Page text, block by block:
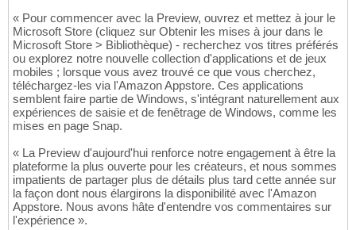
« Pour commencer avec la Preview, ouvrez et mettez à jour le
Microsoft Store (cliquez sur Obtenir les mises à jour dans le
Microsoft Store > Bibliothèque) - recherchez vos titres préférés
ou explorez notre nouvelle collection d'applications et de jeux
mobiles ; lorsque vous avez trouvé ce que vous cherchez,
téléchargez-les via l'Amazon Appstore. Ces applications
semblent faire partie de Windows, s'intégrant naturellement aux
expériences de saisie et de fenêtrage de Windows, comme les
mises en page Snap.
« La Preview d'aujourd'hui renforce notre engagement à être la
plateforme la plus ouverte pour les créateurs, et nous sommes
impatients de partager plus de détails plus tard cette année sur
la façon dont nous élargirons la disponibilité avec l'Amazon
Appstore. Nous avons hâte d'entendre vos commentaires sur
l'expérience ».